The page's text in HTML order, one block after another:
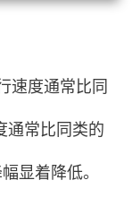
速度通常比同
通常比同类的
显着降低。